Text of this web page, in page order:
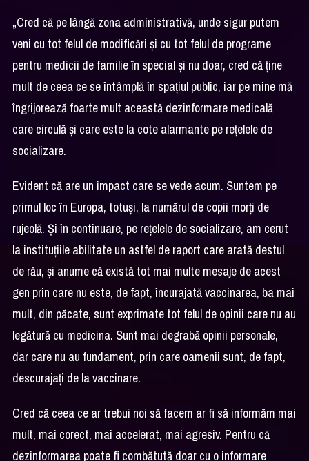
„Cred că pe lângă zona administrativă, unde sigur putem
veni cu tot felul de modificări și cu tot felul de programe
pentru medicii de familie în special și nu doar, cred că ține
mult de ceea ce se întâmplă în spațiul public, iar pe mine mă
îngrijorează foarte mult această dezinformare medicală
care circulă și care este la cote alarmante pe rețelele de
socializare.
Evident că are un impact care se vede acum. Suntem pe
primul loc în Europa, totuși, la numărul de copii morți de
rujeolă. Și în continuare, pe rețelele de socializare, am cerut
la instituțiile abilitate un astfel de raport care arată destul
de rău, și anume că există tot mai multe mesaje de acest
gen prin care nu este, de fapt, încurajată vaccinarea, ba mai
mult, din păcate, sunt exprimate tot felul de opinii care nu au
legătură cu medicina. Sunt mai degrabă opinii personale,
dar care nu au fundament, prin care oamenii sunt, de fapt,
descurajați de la vaccinare.
Cred că ceea ce ar trebui noi să facem ar fi să informăm mai
mult, mai corect, mai accelerat, mai agresiv. Pentru că
dezinformarea poate fi combătută doar cu o informare